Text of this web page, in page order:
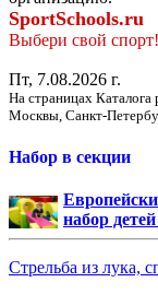
SportSchools.ru
Выбери свой спорт!
Пт, 7.08.2026 г.
На страницах
Москвы, Санкт-
Набор в секции
набор
Стрельба из лука,